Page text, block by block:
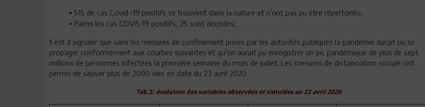
• 515 de cas Covid -19 positifs se trouvent dans la nature et n’ont pas pu être répertoriés;
• Parmi les cas COVIS-19 positifs, 25 sont décédés;
Il est à signaler que sans les mesures de confinement prises par les autorités publiques la pandémie aurait pu se
propager conformément aux courbes suivantes et qu’on aurait pu enregistrer un pic pandémique de plus de sept
millions de personnes infectées la première semaine du mois de juillet. Les mesures de distanciation sociale ont
permis de sauver plus de 2000 vies en date du 23 avril 2020.
Tab.2: évolution des variables observées et simulées au 23 avril 2020